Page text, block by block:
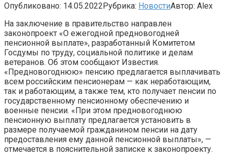
Опубликовано: 14.05.2022Рубрика: НовостиАвтор: Alex
На заключение в правительство направлен
законопроект «О ежегодной предновогодней
пенсионной выплате», разработанный Комитетом
Госдумы по труду, социальной политике и делам
ветеранов. Об этом сообщают Известия.
«Предновогоднюю» пенсию предлагается выплачивать
всем российским пенсионерам — как неработающим,
так и работающим, а также тем, кто получает пенсии по
государственному пенсионному обеспечению и
военные пенсии. «При этом предновогоднюю
пенсионную выплату предлагается установить в
размере получаемой гражданином пенсии на дату
предоставления ему данной пенсионной выплаты», —
отмечается в пояснительной записке к законопроекту.